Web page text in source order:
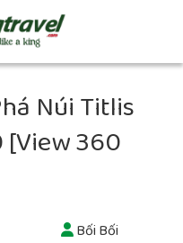
Núi Titlis
[View 360
Bối Bối